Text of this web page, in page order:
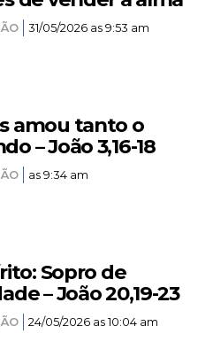
31/05/2026 as 9:53 am
amou tanto o
– João 3,16-18
as 9:34 am
Sopro de
– João 20,19-23
24/05/2026 as 10:04 am